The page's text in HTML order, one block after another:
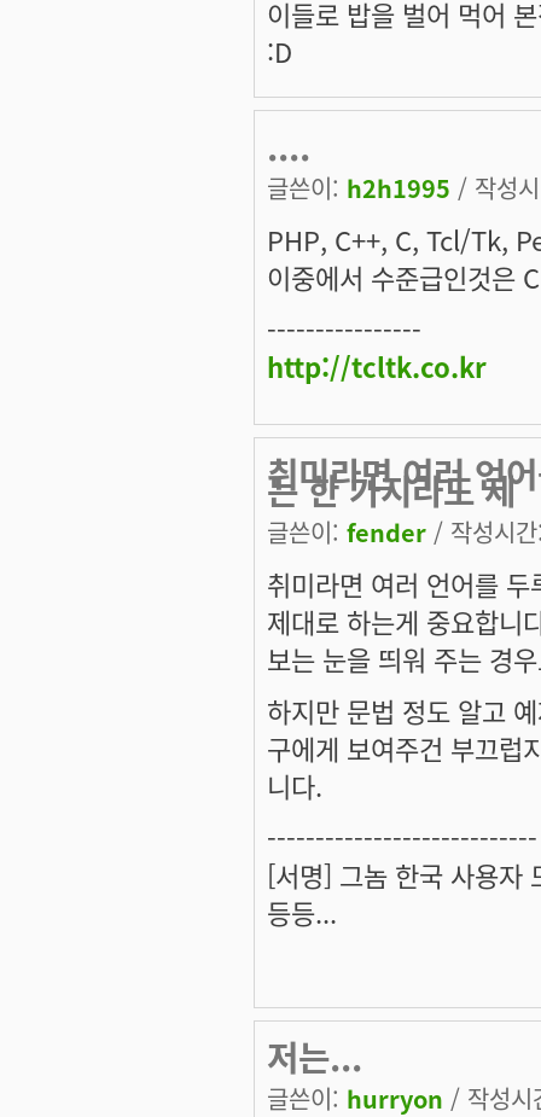
이들로 밥을 벌어 먹어
:D
....
글쓴이: h2h1995 / 작성
PHP, C++, C, Tcl/Tk,
이중에서 수준급인것은
----------------
http://tcltk.co.kr
취미라면 여러 언
는 한 가지라도 제
글쓴이: fender / 작성시
취미라면 여러 언어를
제대로 하는게 중요합니
보는 눈을 띄워 주는 경
하지만 문법 정도 알고
구에게 보여주건 부끄럽
니다.
----------------------------
[서명] 그놈 한국 사용자
등등...
저는...
글쓴이: hurryon / 작성